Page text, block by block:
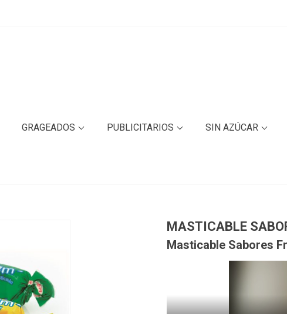
GRAGEADOS PUBLICITARIOS SIN AZÚCAR
MASTICABLE
Masticable Sabores